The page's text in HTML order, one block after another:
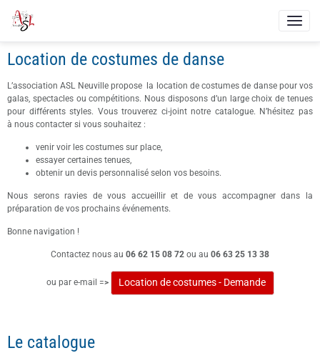
Location de costumes de danse
L’association ASL Neuville propose la location de costumes de danse pour vos
galas, spectacles ou compétitions. Nous disposons d’un large choix de tenues
pour différents styles. Vous trouverez ci-joint notre catalogue. N’hésitez pas
à nous contacter si vous souhaitez :
venir voir les costumes sur place,
essayer certaines tenues,
obtenir un devis personnalisé selon vos besoins.
Nous serons ravies de vous accueillir et de vous accompagner dans la
préparation de vos prochains événements.
Bonne navigation !
Contactez nous au 06 62 15 08 72 ou au 06 63 25 13 38
ou par e-mail => Location de costumes - Demande
Le catalogue